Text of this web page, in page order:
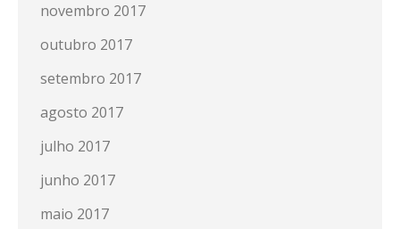
novembro 2017
outubro 2017
setembro 2017
agosto 2017
julho 2017
junho 2017
maio 2017